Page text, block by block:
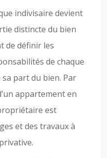
indivisaire devient
distincte du bien
de définir les
de chaque
part du bien. Par
appartement en
est
et des travaux à